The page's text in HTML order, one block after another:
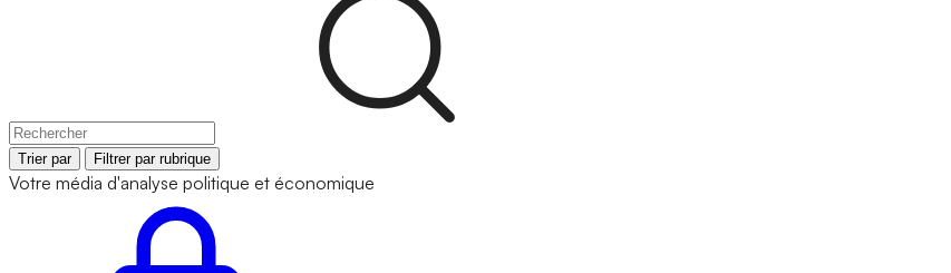
Trier par Filtrer par rubrique
Votre média d'analyse politique et économique